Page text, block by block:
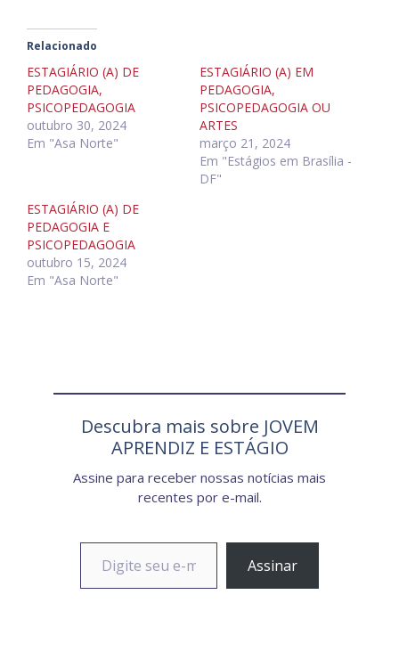
Relacionado
ESTAGIÁRIO (A) DE
PEDAGOGIA,
PSICOPEDAGOGIA
outubro 30, 2024
Em "Asa Norte"
ESTAGIÁRIO (A) EM
PEDAGOGIA,
PSICOPEDAGOGIA OU
ARTES
março 21, 2024
Em "Estágios em Brasília -
DF"
ESTAGIÁRIO (A) DE
PEDAGOGIA E
PSICOPEDAGOGIA
outubro 15, 2024
Em "Asa Norte"
Descubra mais sobre JOVEM
APRENDIZ E ESTÁGIO
Assine para receber nossas notícias mais
recentes por e-mail.
Digite seu e-mail…
Assinar